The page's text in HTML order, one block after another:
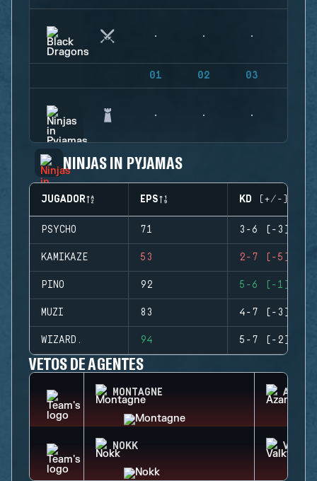
01 02 03
NINJAS IN PYJAMAS
JUGADOR EPS KD (+/-)
PSYCHO 71 3-6 (-3)
KAMIKAZE 53 2-7 (-5)
PINO 92 5-6 (-1)
MUZI 83 4-7 (-3)
WIZARD. 94 5-7 (-2)
VETOS DE AGENTES
MONTAGNE AZAMI
NOKK